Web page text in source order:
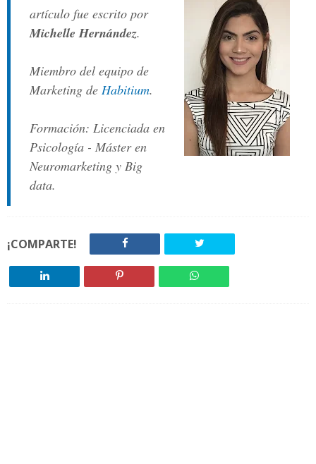
artículo fue escrito por
Michelle Hernández.
Miembro del equipo de
Marketing de Habitium.
Formación: Licenciada en
Psicología - Máster en
Neuromarketing y Big
data.
¡COMPARTE!